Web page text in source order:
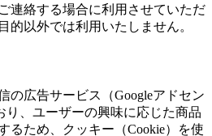
連絡する場合に利用させていただ
的以外では利用いたしません。
の広告サービス（Googleアドセン
り、ユーザーの興味に応じた商品
るため、クッキー（Cookie）を使